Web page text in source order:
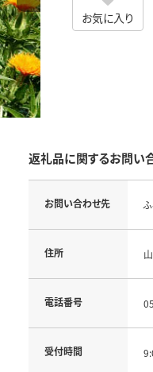
お気に入り
返礼品に関するお問い
お問い合わせ先
住所
電話番号
受付時間